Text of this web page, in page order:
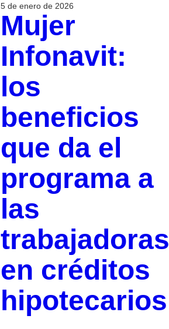
5 de enero de 2026
Mujer
Infonavit:
los
beneficios
que da el
programa a
las
trabajadoras
en créditos
hipotecarios